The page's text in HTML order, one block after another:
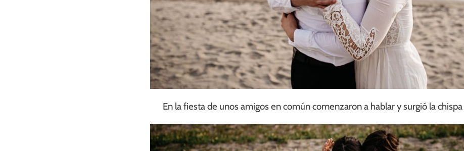
En la fiesta de unos amigos en común comenzaron a hablar y surgió la